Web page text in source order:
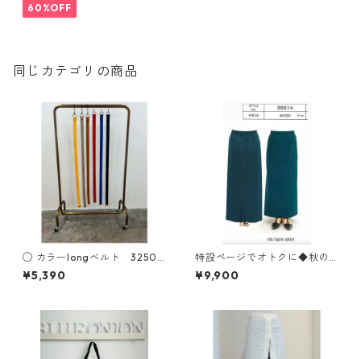
60%OFF
同じカテゴリの商品
◯ カラーlongベルト 32505
00 2506a
¥5,390
特設ページでオトクに◆秋の
シーズン新色登場‼️7月お届け
ご予約◆神タイトskirt◆大人
¥9,900